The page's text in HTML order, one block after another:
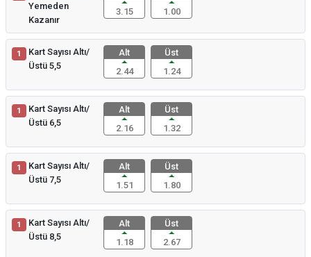
Yemeden
Kazanır
3.15
1.00
1
Kart Sayısı Altı/
Üstü 5,5
Alt
2.44
Üst
1.24
1
Kart Sayısı Altı/
Üstü 6,5
Alt
2.16
Üst
1.32
1
Kart Sayısı Altı/
Üstü 7,5
Alt
1.51
Üst
1.80
1
Kart Sayısı Altı/
Üstü 8,5
Alt
1.18
Üst
2.67